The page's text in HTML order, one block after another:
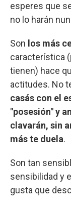
esperes que
no lo harán
Son los más
característica
tienen) hace
actitudes. No
casás con el
"posesión" y
clavarán, sin
más te duela.
Son tan
sensibilidad y
gusta que